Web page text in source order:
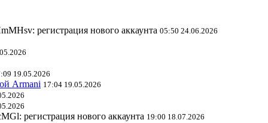
регистрация нового аккаунта 05:50 24.06.2026
19.05.2026
Armani 17:04 19.05.2026
регистрация нового аккаунта 19:00 18.07.2026